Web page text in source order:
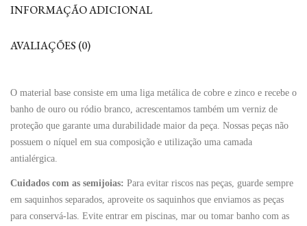
INFORMAÇÃO ADICIONAL
AVALIAÇÕES (0)
O material base consiste em uma liga metálica de cobre e zinco e recebe o
banho de ouro ou ródio branco, acrescentamos também um verniz de
proteção que garante uma durabilidade maior da peça. Nossas peças não
possuem o níquel em sua composição e utilização uma camada
antialérgica.
Cuidados com as semijoias: Para evitar riscos nas peças, guarde sempre
em saquinhos separados, aproveite os saquinhos que enviamos as peças
para conservá-las. Evite entrar em piscinas, mar ou tomar banho com as